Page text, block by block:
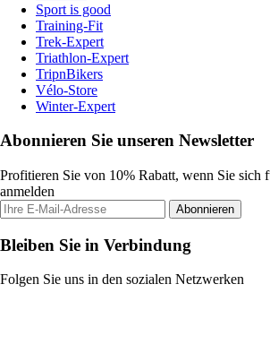
Sport is good
Training-Fit
Trek-Expert
Triathlon-Expert
TripnBikers
Vélo-Store
Winter-Expert
Abonnieren Sie unseren Newsletter
Profitieren Sie von 10% Rabatt, wenn Sie sich
anmelden
Abonnieren
Bleiben Sie in Verbindung
Folgen Sie uns in den sozialen Netzwerken